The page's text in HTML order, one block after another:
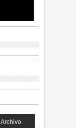
Archivo